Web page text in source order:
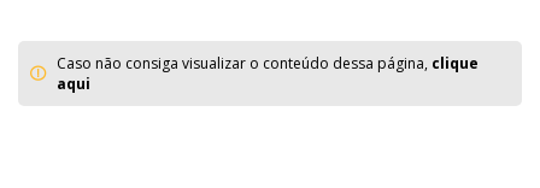
Caso não consiga visualizar o conteúdo dessa página, clique
aqui